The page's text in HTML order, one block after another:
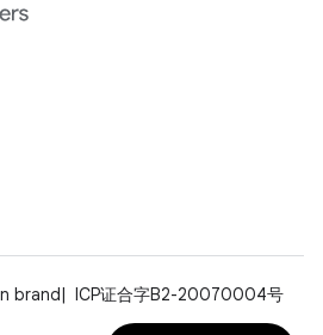
brand
ICP证合字B2-20070004号